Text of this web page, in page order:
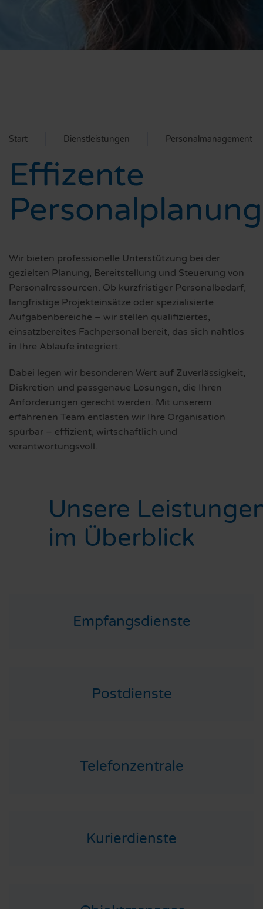
Start Dienstleistungen Personalmanagement
Effizente
Personalplanung
Wir bieten professionelle Unterstützung bei der
gezielten Planung, Bereitstellung und Steuerung von
Personalressourcen. Ob kurzfristiger Personalbedarf,
langfristige Projekteinsätze oder spezialisierte
Aufgabenbereiche – wir stellen qualifiziertes,
einsatzbereites Fachpersonal bereit, das sich nahtlos
in Ihre Abläufe integriert.
Dabei legen wir besonderen Wert auf Zuverlässigkeit,
Diskretion und passgenaue Lösungen, die Ihren
Anforderungen gerecht werden. Mit unserem
erfahrenen Team entlasten wir Ihre Organisation
spürbar – effizient, wirtschaftlich und
verantwortungsvoll.
Unsere
im Überblick
Empfangsdienste
Postdienste
Telefonzentrale
Kurierdienste